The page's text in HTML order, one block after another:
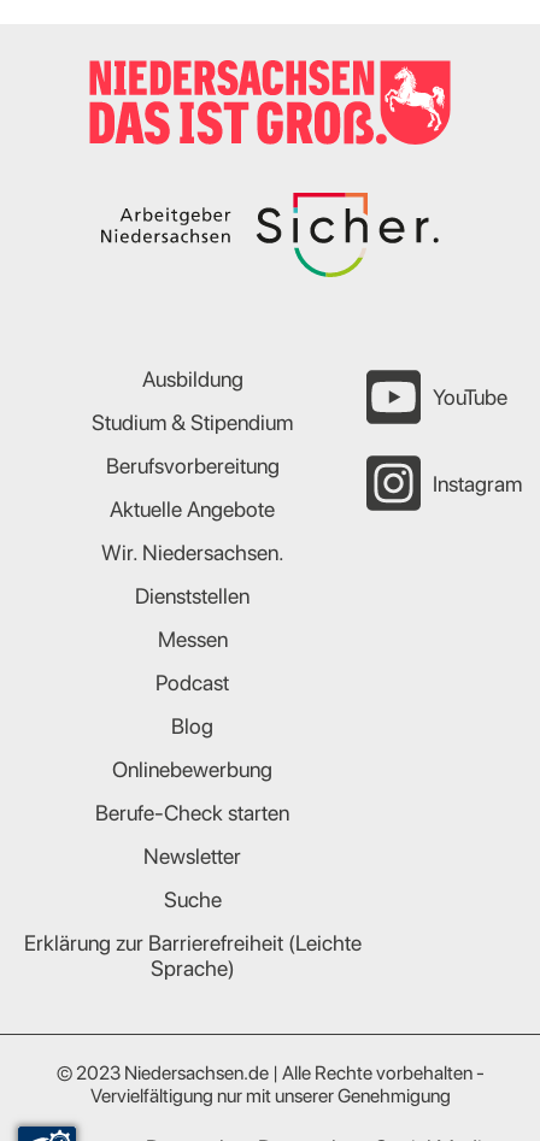
Ausbildung
Studium & Stipendium
Berufsvorbereitung
Aktuelle Angebote
Wir. Niedersachsen.
Dienststellen
Messen
Podcast
Blog
Onlinebewerbung
Berufe-Check starten
Newsletter
Suche
Erklärung zur Barrierefreiheit (Leichte
Sprache)
YouTube
Instagram
© 2023 Niedersachsen.de | Alle Rechte vorbehalten -
Vervielfältigung nur mit unserer Genehmigung